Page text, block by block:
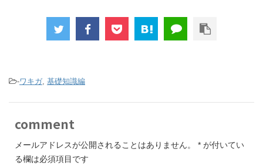
-ワキガ, 基礎知識編
comment
メールアドレスが公開されることはありません。 * が付いてい
る欄は必須項目です